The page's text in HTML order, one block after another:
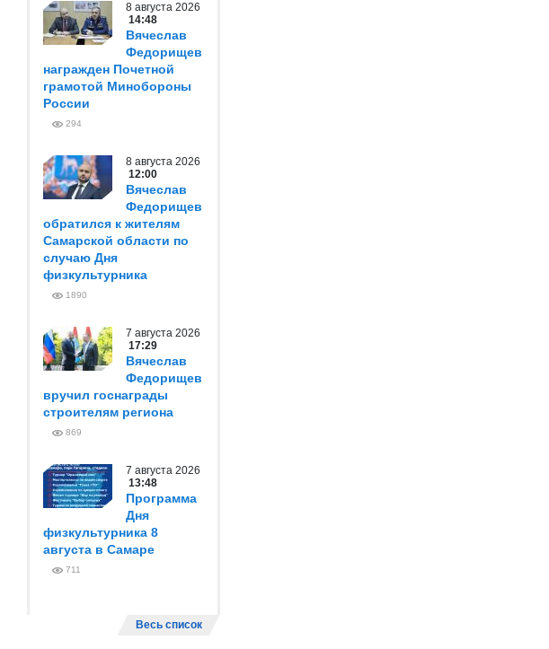
8 августа 2026
14:48
Вячеслав
Федорищев
награжден Почетной
грамотой Минобороны
России
294
8 августа 2026
12:00
Вячеслав
Федорищев
обратился к жителям
Самарской области по
случаю Дня
физкультурника
1890
7 августа 2026
17:29
Вячеслав
Федорищев
вручил госнаграды
строителям региона
869
7 августа 2026
13:48
Программа
Дня
физкультурника 8
августа в Самаре
711
Весь список